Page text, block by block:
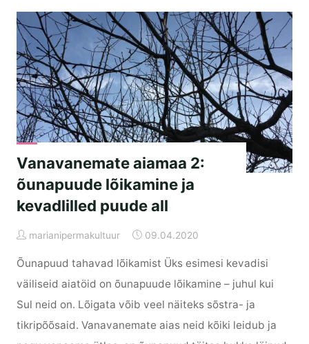
saab
mustast
mullast?"
Vanavanemate aiamaa 2:
õunapuude lõikamine ja
kevadlilled puude all
marianipermakultuur 09.04.2020
Õunapuud tahavad lõikamist Üks esimesi kevadisi
väiliseid aiatöid on õunapuude lõikamine – juhul kui
Sul neid on. Lõigata võib veel näiteks sõstra- ja
tikripõõsaid. Vanavanemate aias neid kõiki leidub ja